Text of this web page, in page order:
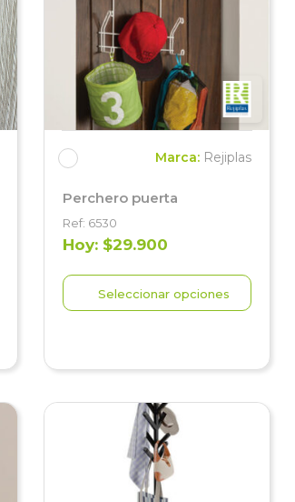
Marca: Rejiplas
Perchero puerta
Ref: 6530
Hoy: $29.900
Seleccionar opciones